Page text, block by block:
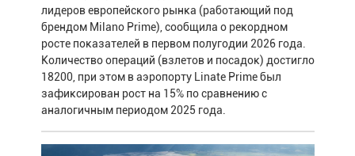
лидеров европейского рынка (работающий под
брендом Milano Prime), сообщила о рекордном
росте показателей в первом полугодии 2026 года.
Количество операций (взлетов и посадок) достигло
18200, при этом в аэропорту Linate Prime был
зафиксирован рост на 15% по сравнению с
аналогичным периодом 2025 года.